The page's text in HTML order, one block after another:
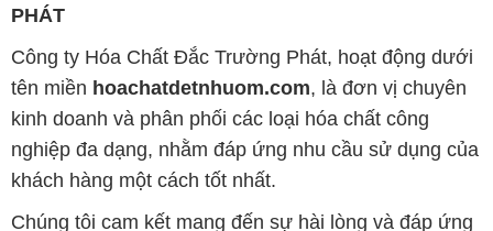
PHÁT
Công ty Hóa Chất Đắc Trường Phát, hoạt động dưới
tên miền hoachatdetnhuom.com, là đơn vị chuyên
kinh doanh và phân phối các loại hóa chất công
nghiệp đa dạng, nhằm đáp ứng nhu cầu sử dụng của
khách hàng một cách tốt nhất.
Chúng tôi cam kết mang đến sự hài lòng và đáp ứng